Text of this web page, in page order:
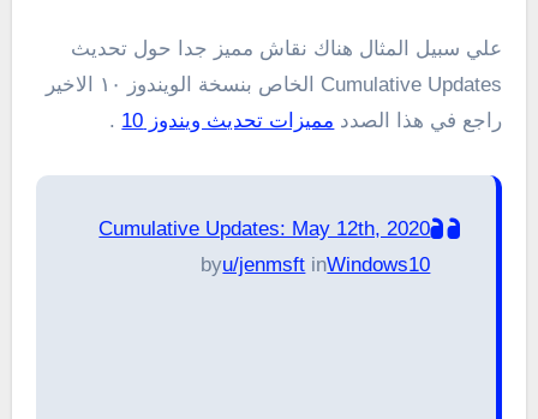
علي سبيل المثال هناك نقاش مميز جدا حول تحديث
Cumulative Updates الخاص بنسخة الويندوز ١٠ الاخير
راجع في هذا الصدد مميزات تحديث ويندوز 10 .
Cumulative Updates: May 12th, 2020
byu/jenmsft inWindows10